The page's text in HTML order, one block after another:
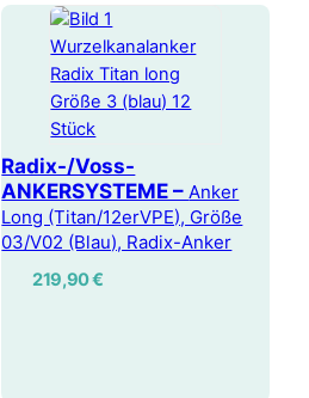
Radix-/Voss-
ANKERSYSTEME – Anker
Long (Titan/12erVPE), Größe
03/V02 (Blau), Radix-Anker
219,90€